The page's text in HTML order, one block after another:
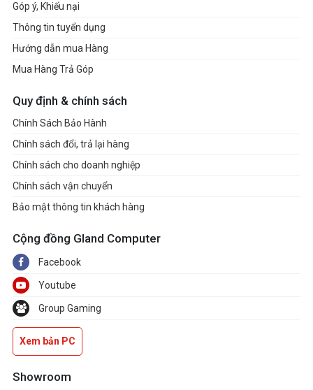
Góp ý, Khiếu nại
Thông tin tuyển dụng
Hướng dẫn mua Hàng
Mua Hàng Trả Góp
Quy định & chính sách
Chính Sách Bảo Hành
Chính sách đổi, trả lại hàng
Chính sách cho doanh nghiệp
Chính sách vận chuyển
Bảo mật thông tin khách hàng
Cộng đồng Gland Computer
Facebook
Youtube
Group Gaming
Xem bản PC
Showroom